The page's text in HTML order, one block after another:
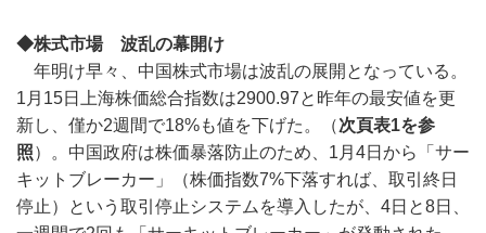
◆株式市場 波乱の幕開け
年明け早々、中国株式市場は波乱の展開となっている。
1月15日上海株価総合指数は2900.97と昨年の最安値を更
新し、僅か2週間で18%も値を下げた。（次頁表1を参
照）。中国政府は株価暴落防止のため、1月4日から「サー
キットブレーカー」（株価指数7%下落すれば、取引終日
停止）という取引停止システムを導入したが、4日と8日、